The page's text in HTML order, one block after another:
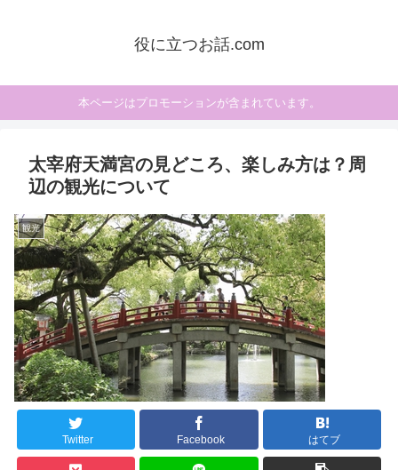
役に立つお話.com
本ページはプロモーションが含まれています。
太宰府天満宮の見どころ、楽しみ方は？周
辺の観光について
観光
Twitter Facebook はてブ